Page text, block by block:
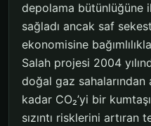
depolama bütünlüğüne
sağladı ancak saf
ekonomisine
Salah projesi 2004
doğal gaz sahalarından
kadar CO₂’yi bir
sızıntı risklerini